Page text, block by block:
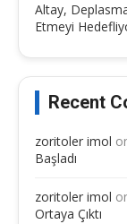
Altay,
Etmeyi
Recent
zoritoler imol
Başladı
zoritoler imol
Ortaya Çıktı